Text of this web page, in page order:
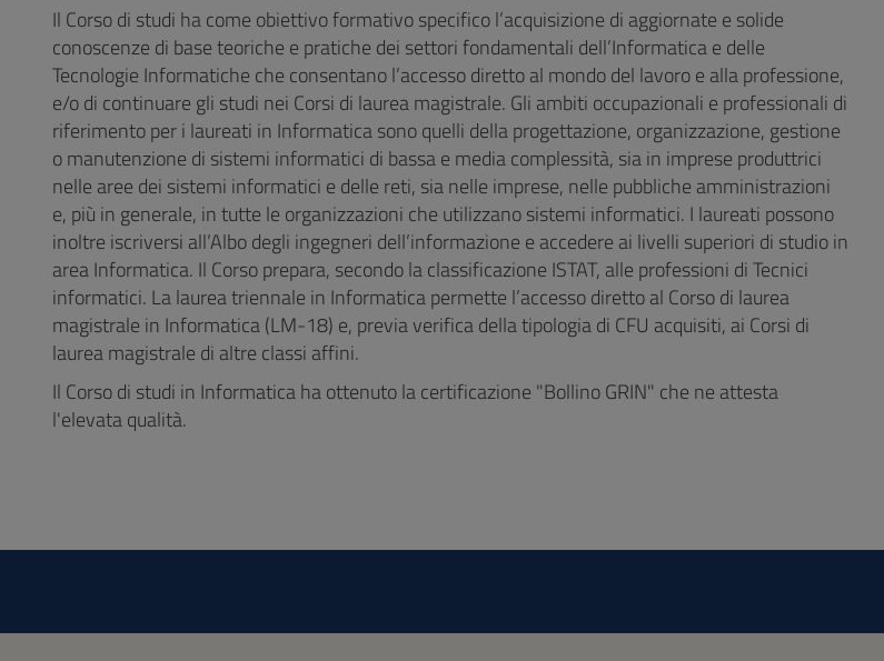
Il Corso di studi ha come obiettivo formativo specifico l’acquisizione di aggiornate e solide
conoscenze di base teoriche e pratiche dei settori fondamentali dell’Informatica e delle
Tecnologie Informatiche che consentano l’accesso diretto al mondo del lavoro e alla professione,
e/o di continuare gli studi nei Corsi di laurea magistrale. Gli ambiti occupazionali e professionali di
riferimento per i laureati in Informatica sono quelli della progettazione, organizzazione, gestione
o manutenzione di sistemi informatici di bassa e media complessità, sia in imprese produttrici
nelle aree dei sistemi informatici e delle reti, sia nelle imprese, nelle pubbliche amministrazioni
e, più in generale, in tutte le organizzazioni che utilizzano sistemi informatici. I laureati possono
inoltre iscriversi all’Albo degli ingegneri dell’informazione e accedere ai livelli superiori di studio in
area Informatica. Il Corso prepara, secondo la classificazione ISTAT, alle professioni di Tecnici
informatici. La laurea triennale in Informatica permette l’accesso diretto al Corso di laurea
magistrale in Informatica (LM-18) e, previa verifica della tipologia di CFU acquisiti, ai Corsi di
laurea magistrale di altre classi affini.
Il Corso di studi in Informatica ha ottenuto la certificazione "Bollino GRIN" che ne attesta
l'elevata qualità.